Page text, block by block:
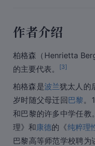
作者介绍
柏格森（Henrietta
的主要代表。
[3]
柏格森是波兰犹太人的
岁时随父母迁回巴黎。
和巴黎的许多中学任
理》和康德的《纯粹理
巴黎高等师范学校聘